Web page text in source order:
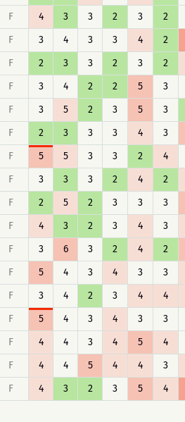
F 4 3 3 2 3 2
F 3 4 3 3 4 2
F 2 3 3 2 3 2
F 3 4 2 2 5 3
F 3 5 2 3 5 3
F 2 3 3 3 4 3
F 5 5 3 3 2 4
F 3 3 3 2 4 2
F 2 5 2 3 3 3
F 4 3 2 3 4 3
F 3 6 3 2 4 2
F 5 4 3 4 3 3
F 3 4 2 3 4 4
F 5 4 3 4 3 3
F 4 4 3 4 5 4
F 4 4 5 4 4 3
F 4 3 2 3 5 4